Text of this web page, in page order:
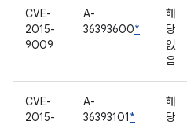
CVE-
2015-
9009
A-
36393600*
해
당
없
음
CVE-
2015-
A-
36393101*
해
당